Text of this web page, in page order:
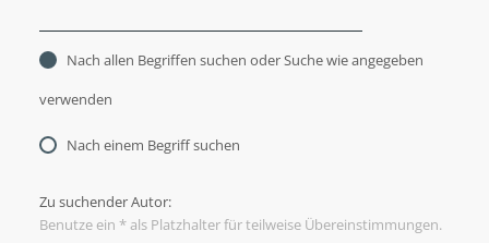
Nach allen Begriffen suchen oder Suche wie angegeben
verwenden
Nach einem Begriff suchen
Zu suchender Autor:
Benutze ein * als Platzhalter für teilweise Übereinstimmungen.